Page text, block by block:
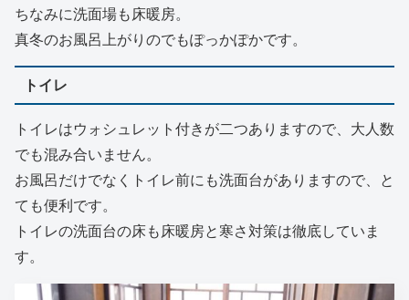
ちなみに洗面場も床暖房。
真冬のお風呂上がりのでもぽっかぽかです。
トイレ
トイレはウォシュレット付きが二つありますので、大人数
でも混み合いません。
お風呂だけでなくトイレ前にも洗面台がありますので、と
ても便利です。
トイレの洗面台の床も床暖房と寒さ対策は徹底していま
す。